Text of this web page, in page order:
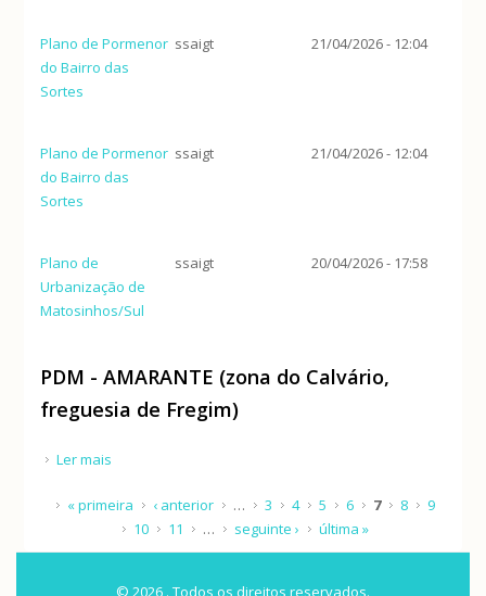
Plano de Pormenor
do Bairro das
Sortes
ssaigt 21/04/2026 - 12:04
Plano de Pormenor
do Bairro das
Sortes
ssaigt 21/04/2026 - 12:04
Plano de
Urbanização de
Matosinhos/Sul
ssaigt 20/04/2026 - 17:58
PDM - AMARANTE (zona do Calvário,
freguesia de Fregim)
Ler mais
Páginas
« primeira ‹ anterior … 3 4 5 6 7 8
9
10
11 … seguinte › última »
© 2026 . Todos os direitos reservados.